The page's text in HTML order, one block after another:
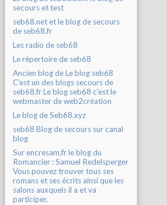
secours et test
seb68.net et le blog de secours
de seb68.fr
Les radio de seb68
Le répertoire de seb68
Ancien blog de Le blog seb68
C'est un des blogs secours de
seb68.fr Le blog seb68 c'est le
webmaster de web2création
Le blog de Seb68.xyz
seb68 Blog de secours sur canal
blog
Sur encresam.fr le blog du
Romancier : Samuel Redelsperger
Vous pouvez trouver tous ses
romans et ses écrits ainsi que les
salons auxquels il a et va
participer.